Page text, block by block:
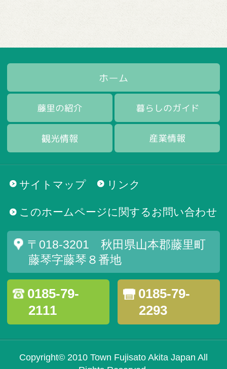
サイトマップ リンク
このホームページに関するお問い合わせ
〒018-3201 秋田県山本郡藤里町
藤琴字藤琴８番地
0185-79-
2111
0185-79-
2293
Copyright© 2010 Town Fujisato Akita Japan All